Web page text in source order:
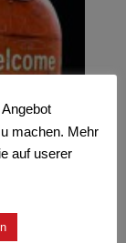
machen. Mehr
auf userer